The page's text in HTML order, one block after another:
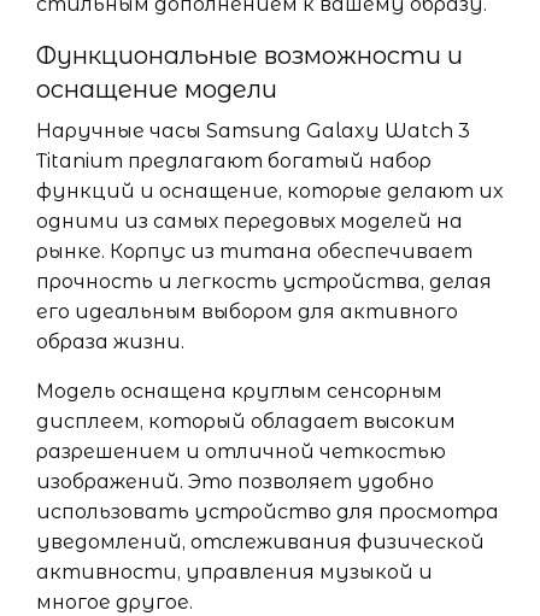
Функциональные возможности и
оснащение модели
Наручные часы Samsung Galaxy Watch 3
Titanium предлагают богатый набор
функций и оснащение, которые делают их
одними из самых передовых моделей на
рынке. Корпус из титана обеспечивает
прочность и легкость устройства, делая
его идеальным выбором для активного
образа жизни.
Модель оснащена круглым сенсорным
дисплеем, который обладает высоким
разрешением и отличной четкостью
изображений. Это позволяет удобно
использовать устройство для просмотра
уведомлений, отслеживания физической
активности, управления музыкой и
многое другое.